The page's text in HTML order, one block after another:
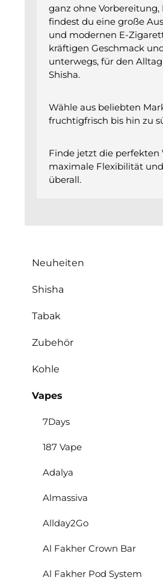
ganz ohne Vorbereitung,
findest du eine große
und modernen E-
kräftigen Geschmack
unterwegs, für den
Shisha.
Wähle aus beliebten
fruchtigfrisch bis hin zu
Finde jetzt die perfekten
maximale Flexibilität
überall.
Neuheiten
Shisha
Tabak
Zubehör
Kohle
Vapes
7Days
187 Vape
Adalya
Almassiva
Allday2Go
Al Fakher Crown Bar
Al Fakher Pod System